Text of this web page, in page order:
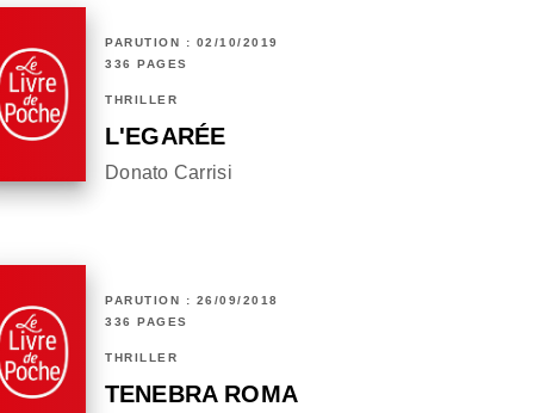
PARUTION : 02/10/2019
336 PAGES
THRILLER
L'EGARÉE
Donato Carrisi
PARUTION : 26/09/2018
336 PAGES
THRILLER
TENEBRA ROMA